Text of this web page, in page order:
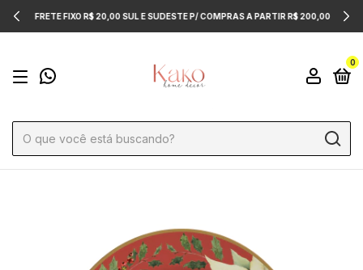
FRETE FIXO R$ 20,00 SUL E SUDESTE P/ COMPRAS A PARTIR R$ 200,00
0